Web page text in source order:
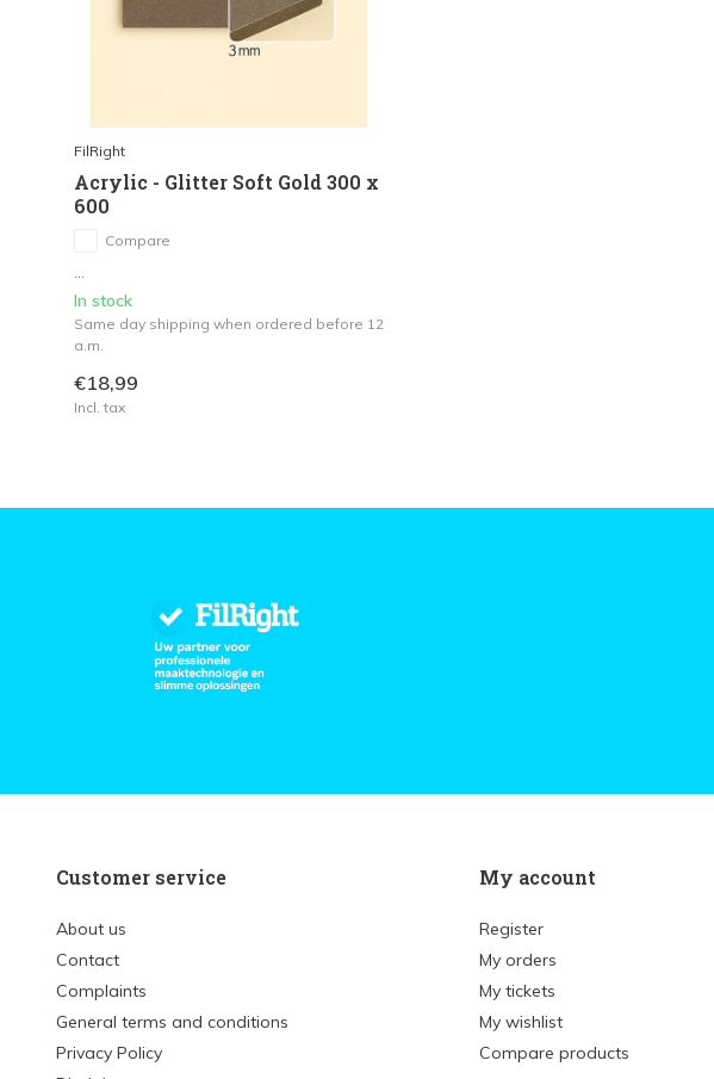
FilRight
Acrylic - Glitter Soft Gold 300 x
600
Compare
In stock
Same day shipping when ordered before 12
a.m.
€18,99
Incl. tax
Customer service
About us
Contact
Complaints
General terms and conditions
Privacy Policy
My account
Register
My orders
My tickets
My wishlist
Compare products